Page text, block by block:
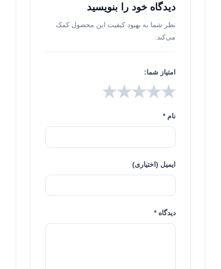
دیدگاه خود را بنویسید
نظر شما به بهبود کیفیت این محصول کمک
می‌کند.
امتیاز شما:
★★★★★
نام *
ایمیل (اختیاری)
دیدگاه *